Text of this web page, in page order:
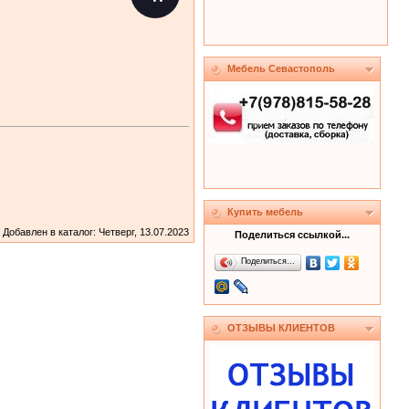
Добавлен в каталог: Четверг, 13.07.2023
Мебель Севастополь
Купить мебель
Поделиться ссылкой...
Поделиться…
ОТЗЫВЫ КЛИЕНТОВ